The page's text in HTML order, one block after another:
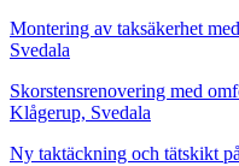
Montering av taksäkerhet
Svedala
Skorstensrenovering med
Klågerup, Svedala
Ny taktäckning och tätskikt